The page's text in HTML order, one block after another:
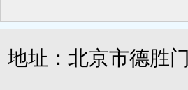
地址：北京市德胜